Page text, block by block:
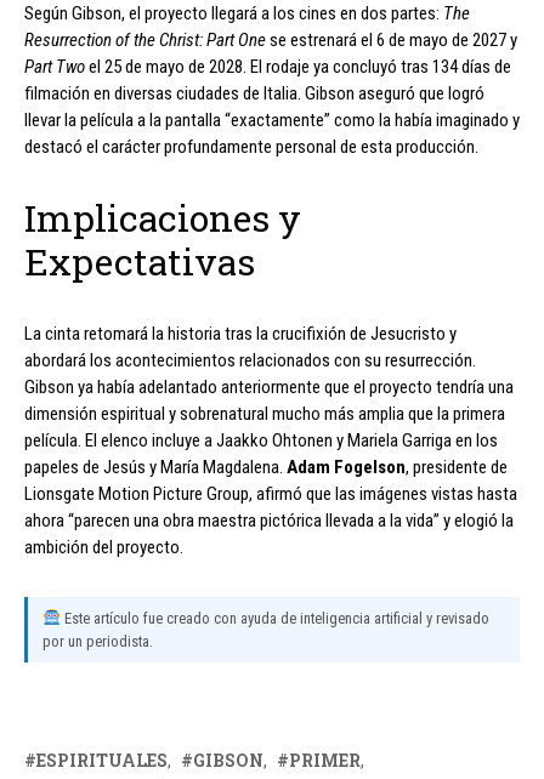
Según Gibson, el proyecto llegará a los cines en dos partes: The
Resurrection of the Christ: Part Onese estrenará el 6 de mayo de 2027 y
Part Twoel 25 de mayo de 2028. El rodaje ya concluyó tras 134 días de
filmación en diversas ciudades de Italia. Gibson aseguró que logró
llevar la película a la pantalla “exactamente” como la había imaginado y
destacó el carácter profundamente personal de esta producción.
Implicaciones y
Expectativas
La cinta retomará la historia tras la crucifixión de Jesucristo y
abordará los acontecimientos relacionados con su resurrección.
Gibson ya había adelantado anteriormente que el proyecto tendría una
dimensión espiritual y sobrenatural mucho más amplia que la primera
película. El elenco incluye a Jaakko Ohtonen y Mariela Garriga en los
papeles de Jesús y María Magdalena. Adam Fogelson, presidente de
Lionsgate Motion Picture Group, afirmó que las imágenes vistas hasta
ahora “parecen una obra maestra pictórica llevada a la vida” y elogió la
ambición del proyecto.
Este artículo fue creado con ayuda de inteligencia artificial y revisado
por un periodista.
ESPIRITUALES GIBSON
PRIMER